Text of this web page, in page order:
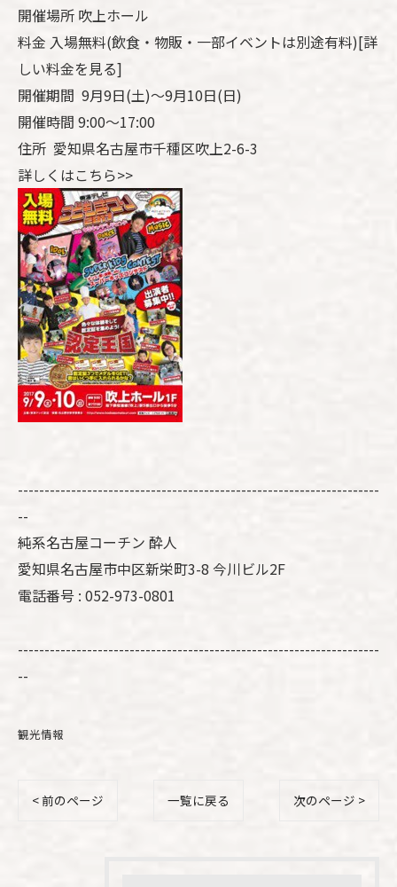
開催場所 吹上ホール
料金 入場無料(飲食・物販・一部イベントは別途有料)[詳
しい料金を見る]
開催期間 9月9日(土)〜9月10日(日)
開催時間 9:00～17:00
住所 愛知県名古屋市千種区吹上2-6-3
詳しくはこちら>>
--------------------------------------------------------------------
--
純系名古屋コーチン 酔人
愛知県名古屋市中区新栄町3-8 今川ビル2F
電話番号 : 052-973-0801
--------------------------------------------------------------------
--
観光情報
< 前のページ 一覧に戻る 次のページ >